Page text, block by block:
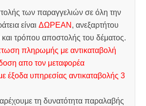
των παραγγελιών σε όλη την
είναιΔΩΡΕΑΝ , ανεξαρτήτου
τρόπου αποστολής του δέματος.
πληρωμής με αντικαταβολή
απο τον μεταφορέα
έξοδα υπηρεσίας αντικαταβολής 3
τη δυνατότητα παραλαβής